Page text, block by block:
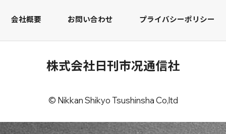
会社概要 お問い合わせ プライバシーポリシー
株式会社日刊市况通信社
© Nikkan Shikyo Tsushinsha Co,ltd